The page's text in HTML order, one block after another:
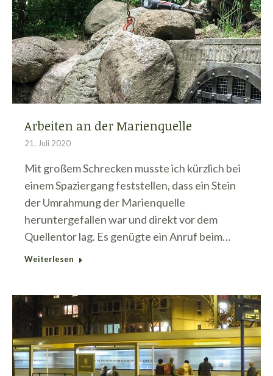
Arbeiten an der Marienquelle
21. Juli 2020
Mit großem Schrecken musste ich kürzlich bei
einem Spaziergang feststellen, dass ein Stein
der Umrahmung der Marienquelle
heruntergefallen war und direkt vor dem
Quellentor lag. Es genügte ein Anruf beim…
Weiterlesen